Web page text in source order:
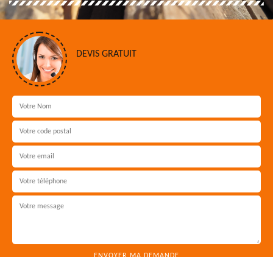
DEVIS GRATUIT